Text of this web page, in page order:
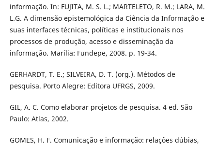
informação. In: FUJITA, M. S. L.; MARTELETO, R. M.; LARA, M.
L.G. A dimensão epistemológica da Ciência da Informação e
suas interfaces técnicas, políticas e institucionais nos
processos de produção, acesso e disseminação da
informação. Marília: Fundepe, 2008. p. 19-34.
GERHARDT, T. E.; SILVEIRA, D. T. (org.). Métodos de
pesquisa. Porto Alegre: Editora UFRGS, 2009.
GIL, A. C. Como elaborar projetos de pesquisa. 4 ed. São
Paulo: Atlas, 2002.
GOMES, H. F. Comunicação e informação: relações dúbias,